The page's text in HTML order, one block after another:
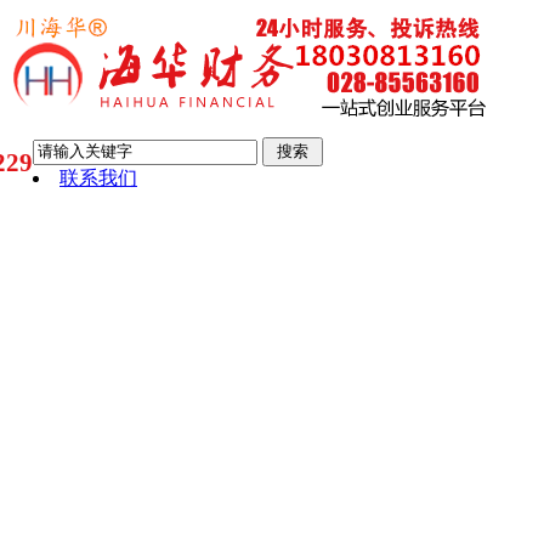
联系我们